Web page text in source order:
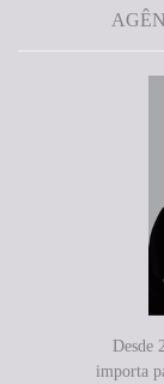
Desde
importa